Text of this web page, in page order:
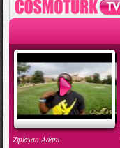
Zıplayan Adam